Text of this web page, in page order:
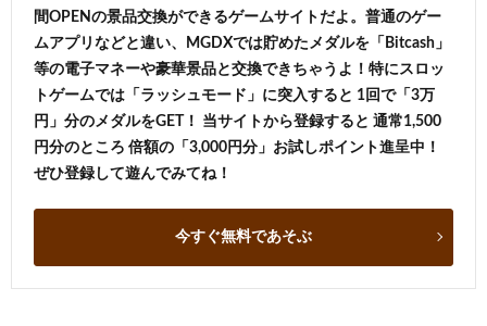
間OPENの景品交換ができるゲームサイトだよ。普通のゲー
ムアプリなどと違い、MGDXでは貯めたメダルを「Bitcash」
等の電子マネーや豪華景品と交換できちゃうよ！特にスロッ
トゲームでは「ラッシュモード」に突入すると 1回で「3万
円」分のメダルをGET！ 当サイトから登録すると 通常1,500
円分のところ 倍額の「3,000円分」お試しポイント進呈中！
ぜひ登録して遊んでみてね！
今すぐ無料であそぶ